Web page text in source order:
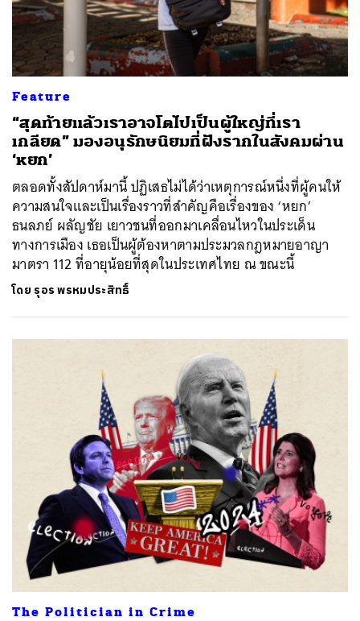
Feature
“สุดท้ายแล้วเราอาจโตไปเป็นผู้ใหญ่ที่เรา
เกลียด” มองอนุรักษนิยมที่ฝังรากในสังคมผ่าน
‘หยก’
ตลอดทั้งสัปดาห์มานี้ ปฏิเสธไม่ได้ว่าเหตุการณ์หนึ่งที่ผู้คนให้
ความสนใจและเป็นเรื่องราวที่สำคัญคือเรื่องของ ‘หยก’
ธนลภย์ ผลัญชัย เยาวชนที่ออกมาเคลื่อนไหวในประเด็น
ทางการเมือง เธอเป็นผู้ต้องหาตามประมวลกฎหมายอาญา
มาตรา 112 ที่อายุน้อยที่สุดในประเทศไทย ณ ขณะนี้
โดย รุอร พรหมประสิทธิ์
The Politician in Crime
ค้นหา